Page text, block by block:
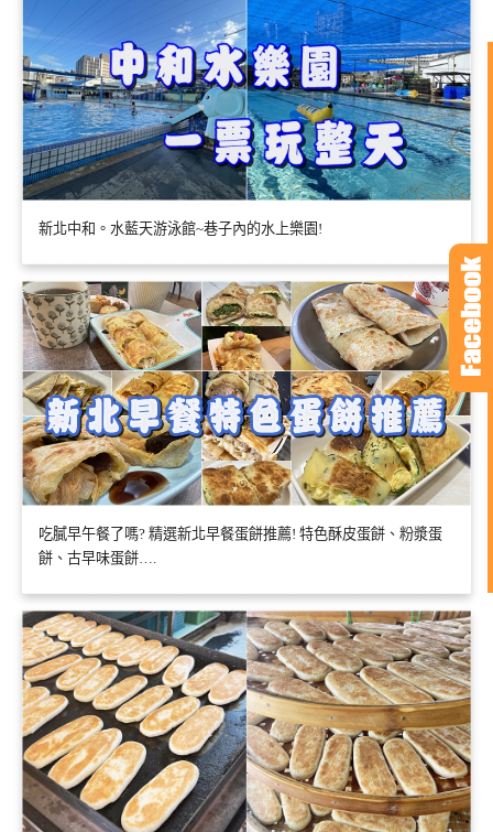
新北中和。水藍天游泳館~巷子內的水上樂園!
吃膩早午餐了嗎? 精選新北早餐蛋餅推薦! 特色酥皮蛋餅、粉漿蛋
餅、古早味蛋餅….